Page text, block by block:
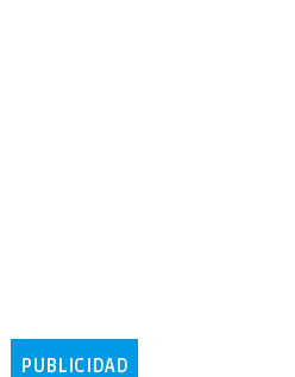
PUBLICIDAD